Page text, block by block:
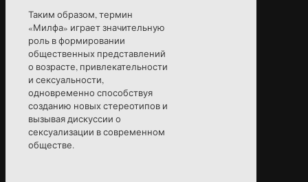
Таким образом, термин
«Милфа» играет значительную
роль в формировании
общественных представлений
о возрасте, привлекательности
и сексуальности,
одновременно способствуя
созданию новых стереотипов и
вызывая дискуссии о
сексуализации в современном
обществе.